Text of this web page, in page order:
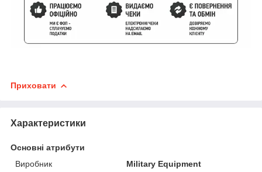
Приховати
Характеристики
Основні атрибути
Виробник
Military Equipment